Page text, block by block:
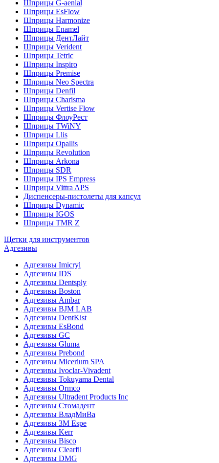
Шприцы G-aenial
Шприцы EsFlow
Шприцы Harmonize
Шприцы Enamel
Шприцы ДентЛайт
Шприцы Verident
Шприцы Tetric
Шприцы Inspiro
Шприцы Premise
Шприцы Neo Spectra
Шприцы Denfil
Шприцы Charisma
Шприцы Vertise Flow
Шприцы ФлоуРест
Шприцы TWiNY
Шприцы Llis
Шприцы Opallis
Шприцы Revolution
Шприцы Arkona
Шприцы SDR
Шприцы IPS Empress
Шприцы Vittra APS
Диспенсеры-пистолеты для капсул
Шприцы Dynamic
Шприцы IGOS
Шприцы TMR Z
Щетки для инструментов
Адгезивы
Адгезивы Imicryl
Адгезивы IDS
Адгезивы Dentsply
Адгезивы Boston
Адгезивы Ambar
Адгезивы BJM LAB
Адгезивы DentKist
Адгезивы EsBond
Адгезивы GC
Адгезивы Gluma
Адгезивы Prebond
Адгезивы Micerium SPA
Адгезивы Ivoclar-Vivadent
Адгезивы Tokuyama Dental
Адгезивы Ormco
Адгезивы Ultradent Products Inc
Адгезивы Стомадент
Адгезивы ВладМиВа
Адгезивы 3M Espe
Адгезивы Kerr
Адгезивы Bisco
Адгезивы Clearfil
Адгезивы DMG